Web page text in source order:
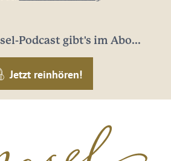
Podcast gibt's im Abo...
Jetzt reinhören!